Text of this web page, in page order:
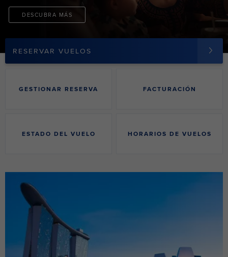
DESCUBRA MÁS
RESERVAR VUELOS
GESTIONAR RESERVA FACTURACIÓN
ESTADO DEL VUELO HORARIOS DE VUELOS